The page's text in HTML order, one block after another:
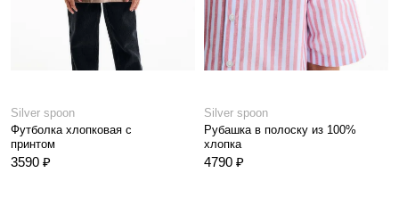
Silver spoon
Футболка хлопковая с
принтом
3590 ₽
Silver spoon
Рубашка в полоску из 100%
хлопка
4790 ₽